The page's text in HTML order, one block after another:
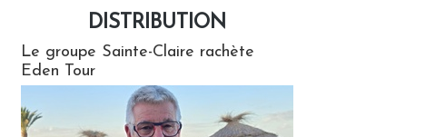
DISTRIBUTION
Le groupe Sainte-Claire rachète
Eden Tour